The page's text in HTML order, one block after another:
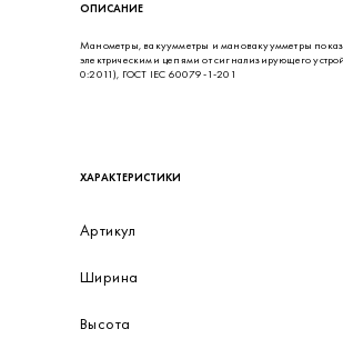
ОПИСАНИЕ
Манометры, вакуумметры и мановакуумметры
электрическими цепями от сигнализирующего
0:2011), ГОСТ IEC 60079-1-201
ХАРАКТЕРИСТИКИ
Артикул
Ширина
Высота